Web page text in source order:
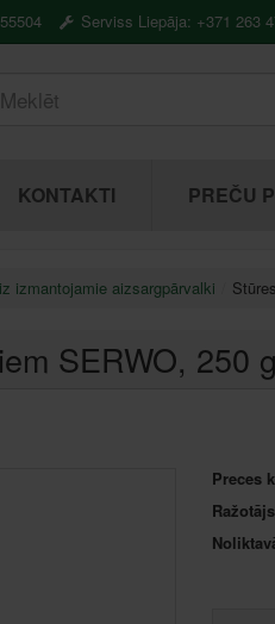
Serviss Liepāja: +371 263
KONTAKTI PREČU
izmantojamie aizsargpārvalki
SERWO, 250
Preces